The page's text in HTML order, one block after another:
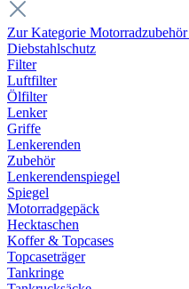
Zur Kategorie Motorradzubehör
Diebstahlschutz
Filter
Luftfilter
Ölfilter
Lenker
Griffe
Lenkerenden
Zubehör
Lenkerendenspiegel
Spiegel
Motorradgepäck
Hecktaschen
Koffer & Topcases
Topcaseträger
Tankringe